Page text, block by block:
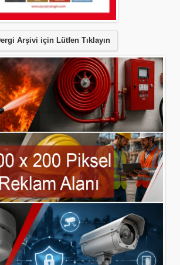
Arşivi için Lütfen Tıklayın